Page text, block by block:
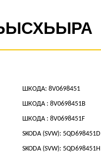
ШКОДА: 8V0698451
ШКОДА : 8V0698451B
ШКОДА : 8V0698451F
SKODA (SVW): 5QD698451D
SKODA (SVW): 5QD698451H